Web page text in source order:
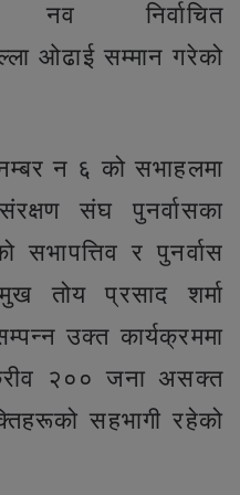
नव निर्वाचित
ओढाई सम्मान गरेको
न ६ को सभाहलमा
संघ पुनर्वासका
सभापत्तिव र पुनर्वास
तोय प्रसाद शर्मा
उक्त कार्यक्रममा
२०० जना असक्त
सहभागी रहेको